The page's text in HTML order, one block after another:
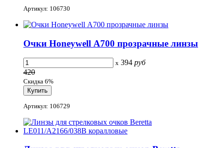
Артикул: 106730
Очки Honeywell А700 прозрачные линзы
x 394 руб
420
Скидка 6%
Артикул: 106729